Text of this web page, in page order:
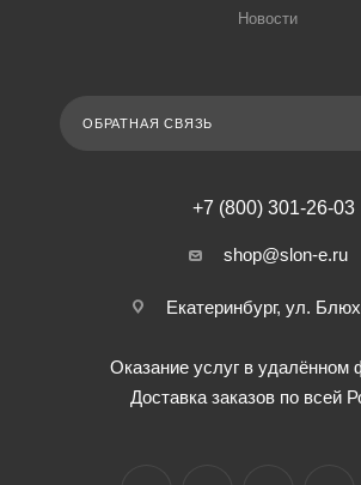
Новости
ОБРАТНАЯ СВЯЗЬ
+7 (800) 301-26-03
shop@slon-e.ru
Екатеринбург, ул.
Оказание услуг в удалённом
Доставка заказов по всей